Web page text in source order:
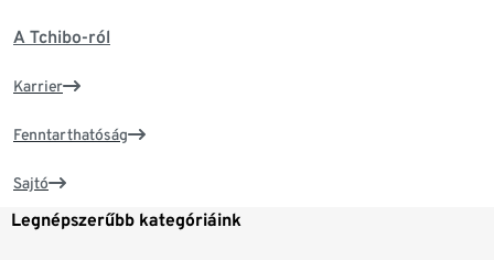
A Tchibo-ról
Karrier
Fenntarthatóság
Sajtó
Legnépszerűbb kategóriáink